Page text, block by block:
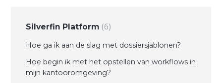
Silverfin Platform 6
Hoe ga ik aan de slag met dossiersjablonen?
Hoe begin ik met het opstellen van workflows in
mijn kantooromgeving?